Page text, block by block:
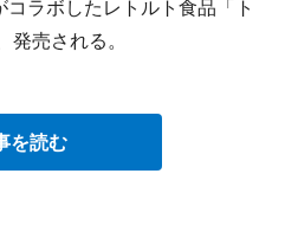
ラボしたレトルト食品「ト
発売される。
を読む